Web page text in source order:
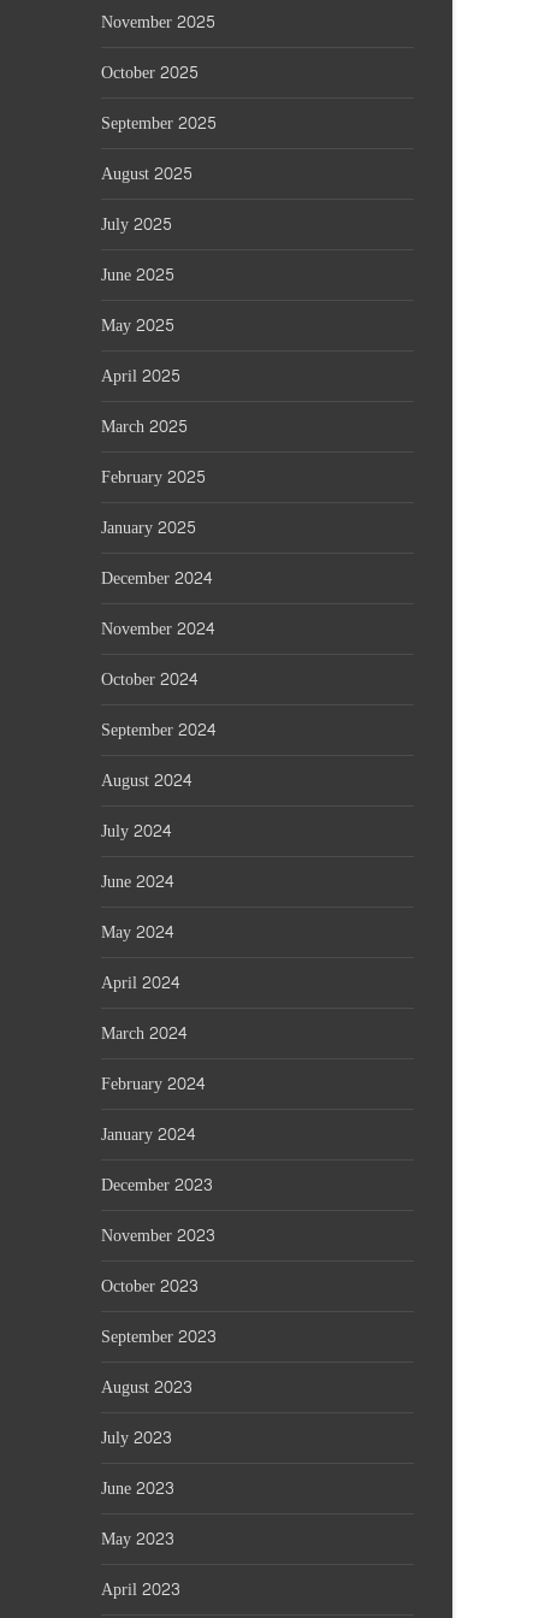
November 2025
October 2025
September 2025
August 2025
July 2025
June 2025
May 2025
April 2025
March 2025
February 2025
January 2025
December 2024
November 2024
October 2024
September 2024
August 2024
July 2024
June 2024
May 2024
April 2024
March 2024
February 2024
January 2024
December 2023
November 2023
October 2023
September 2023
August 2023
July 2023
June 2023
May 2023
April 2023